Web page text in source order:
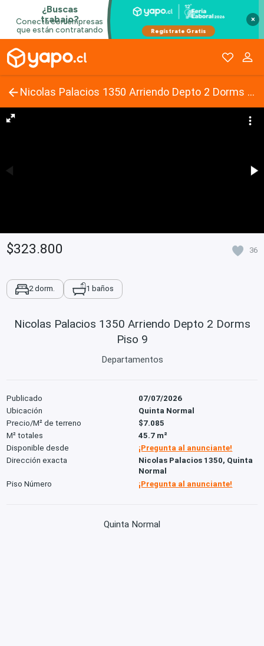
×
Nicolas Palacios 1350 Arriendo Depto 2 Dorms Piso 9
$323.800 36
2 dorm. 1 baños
Nicolas Palacios 1350 Arriendo Depto 2 Dorms
Piso 9
Departamentos
Publicado
07/07/2026
Ubicación
Quinta Normal
Precio/M² de terreno
$7.085
M² totales
45.7 m²
Disponible desde
¡Pregunta al anunciante!
Dirección exacta
Nicolas Palacios 1350, Quinta
Normal
Piso Número
¡Pregunta al anunciante!
Quinta Normal